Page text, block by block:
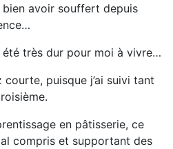
bien avoir souffert depuis
très dur pour moi à vivre…
puisque j’ai suivi tant
en pâtisserie, ce
compris et supportant des